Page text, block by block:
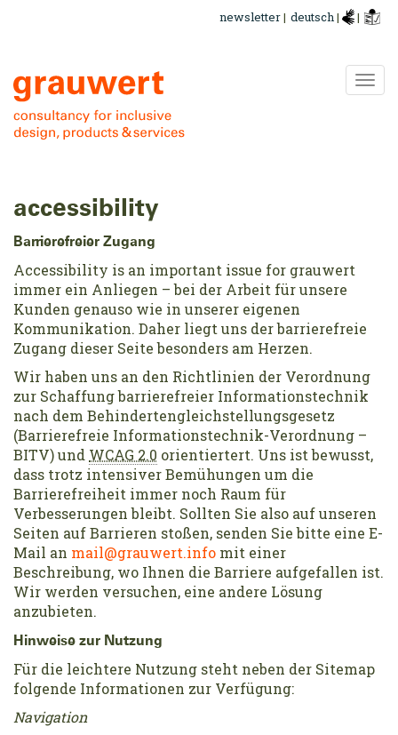
newsletter| deutsch| |
accessibility
Barrierefreier Zugang
Accessibility is an important issue for grauwert
immer ein Anliegen – bei der Arbeit für unsere
Kunden genauso wie in unserer eigenen
Kommunikation. Daher liegt uns der barrierefreie
Zugang dieser Seite besonders am Herzen.
Wir haben uns an den Richtlinien der Verordnung
zur Schaffung barrierefreier Informationstechnik
nach dem Behindertengleichstellungsgesetz
(Barrierefreie Informationstechnik-Verordnung –
BITV) und WCAG 2.0 orientiertert. Uns ist bewusst,
dass trotz intensiver Bemühungen um die
Barrierefreiheit immer noch Raum für
Verbesserungen bleibt. Sollten Sie also auf unseren
Seiten auf Barrieren stoßen, senden Sie bitte eine E-
Mail an mail@grauwert.info mit einer
Beschreibung, wo Ihnen die Barriere aufgefallen ist.
Wir werden versuchen, eine andere Lösung
anzubieten.
Hinweise zur Nutzung
Für die leichtere Nutzung steht neben der Sitemap
folgende Informationen zur Verfügung:
Navigation